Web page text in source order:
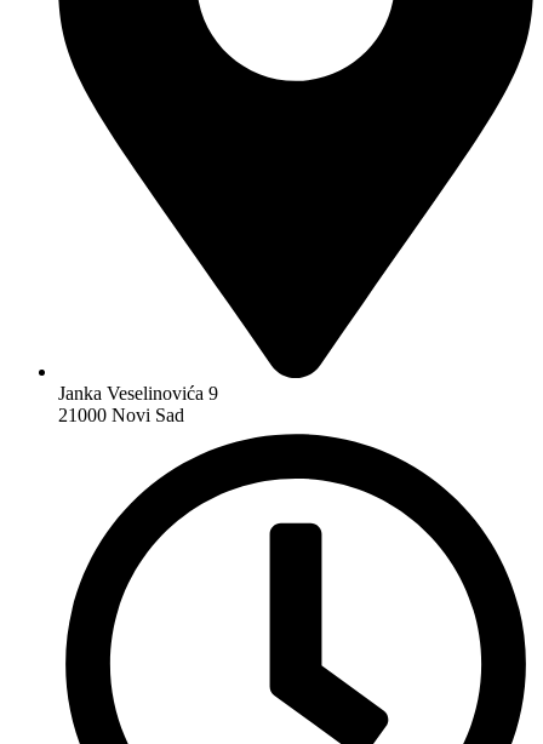
Janka Veselinovića 9
21000 Novi Sad